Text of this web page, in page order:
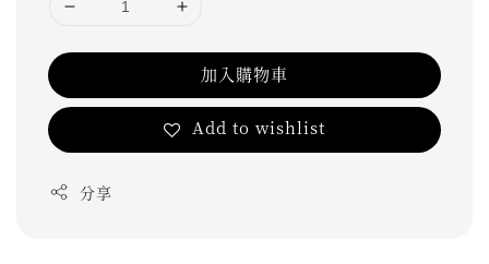
加入購物車
Add to wishlist
分享